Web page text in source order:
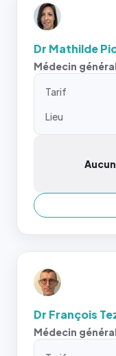
Dr Mathilde
Médecin
Tarif
Lieu
Dr François
Médecin